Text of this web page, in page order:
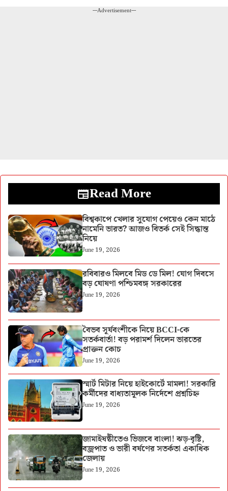
---Advertisement---
Read More
বিশ্বকাপে খেলার সুযোগ পেয়েও কেন মাঠে
নামেনি ভারত? আজও বিতর্ক সেই সিদ্ধান্ত
নিয়ে
June 19, 2026
রবিবারও মিলবে মিড ডে মিল! যোগ দিবসে
বড় ঘোষণা পশ্চিমবঙ্গ সরকারের
June 19, 2026
বৈভব সূর্যবংশীকে নিয়ে BCCI-কে
সতর্কবার্তা! বড় পরামর্শ দিলেন ভারতের
প্রাক্তন কোচ
June 19, 2026
স্মার্ট মিটার নিয়ে হাইকোর্টে মামলা! সরকারি
কর্মীদের বাধ্যতামূলক নির্দেশে প্রশ্নচিহ্ন
June 19, 2026
জামাইষষ্ঠীতেও ভিজবে বাংলা! ঝড়-বৃষ্টি,
বজ্রপাত ও ভারী বর্ষণের সতর্কতা একাধিক
জেলায়
June 19, 2026